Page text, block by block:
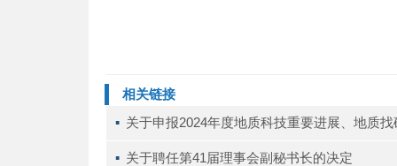
相关链接
▪ 关于申报2024年度地质科技重要进展、地质
▪ 关于聘任第41届理事会副秘书长的决定